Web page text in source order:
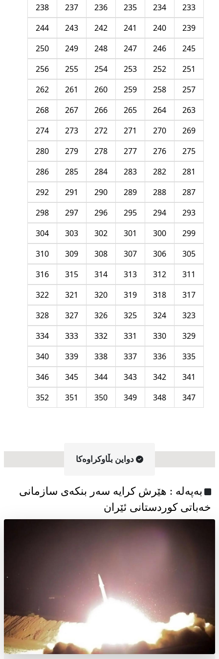
233
234
235
236
237
238
239
240
241
242
243
244
245
246
247
248
249
250
251
252
253
254
255
256
257
258
259
260
261
262
263
264
265
266
267
268
269
270
271
272
273
274
275
276
277
278
279
280
281
282
283
284
285
286
287
288
289
290
291
292
293
294
295
296
297
298
299
300
301
302
303
304
305
306
307
308
309
310
311
312
313
314
315
316
317
318
319
320
321
322
323
324
325
326
327
328
329
330
331
332
333
334
335
336
337
338
339
340
341
342
343
344
345
346
347
348
349
350
351
352
دواین بڵاوکراوه‌کا
به‌په‌له‌ : هێرش کرایە سەر بنکەی سازمانی
خەباتی کوردستانی ئێران